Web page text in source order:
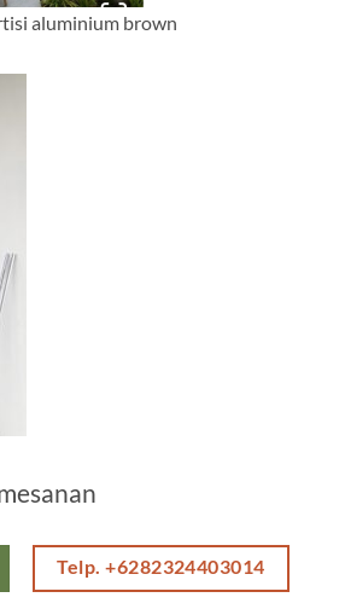
aluminium brown
Telp. +6282324403014